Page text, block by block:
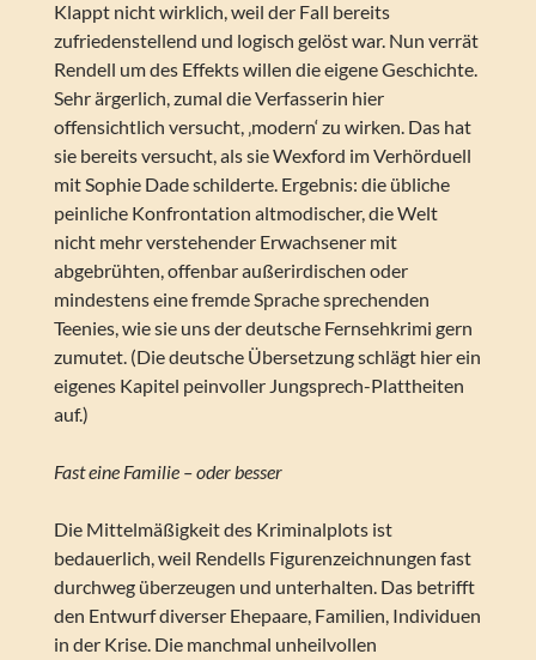
Klappt nicht wirklich, weil der Fall bereits
zufriedenstellend und logisch gelöst war. Nun verrät
Rendell um des Effekts willen die eigene Geschichte.
Sehr ärgerlich, zumal die Verfasserin hier
offensichtlich versucht, ‚modern‘ zu wirken. Das hat
sie bereits versucht, als sie Wexford im Verhörduell
mit Sophie Dade schilderte. Ergebnis: die übliche
peinliche Konfrontation altmodischer, die Welt
nicht mehr verstehender Erwachsener mit
abgebrühten, offenbar außerirdischen oder
mindestens eine fremde Sprache sprechenden
Teenies, wie sie uns der deutsche Fernsehkrimi gern
zumutet. (Die deutsche Übersetzung schlägt hier ein
eigenes Kapitel peinvoller Jungsprech-Plattheiten
auf.)
Fast eine Familie – oder besser
Die Mittelmäßigkeit des Kriminalplots ist
bedauerlich, weil Rendells Figurenzeichnungen fast
durchweg überzeugen und unterhalten. Das betrifft
den Entwurf diverser Ehepaare, Familien, Individuen
in der Krise. Die manchmal unheilvollen